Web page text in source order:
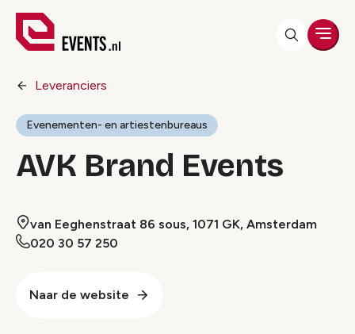
Leveranciers
Evenementen- en artiestenbureaus
AVK Brand Events
van Eeghenstraat 86 sous, 1071 GK, Amsterdam
020 30 57 250
Naar de website